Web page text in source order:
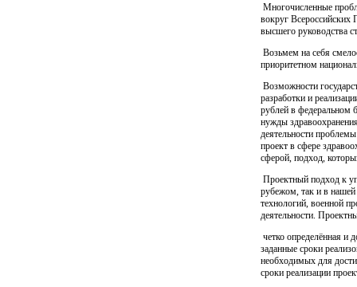
Многочисленные
вокруг Всероссийских
высшего руководства
Возьмем на себя
приоритетном
Возможности
разработки и
рублей в федеральном
нужды
деятельности
проект в сфере
сферой, подход,
Проектный подход к
рубежом, так и в нашей
технологий, военной
деятельности.
четко определённая и
заданные сроки
необходимых для
сроки реализации